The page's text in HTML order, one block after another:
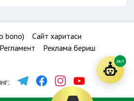
bono)
Сайт харитаси
Регламент
Реклама бериш
24/7